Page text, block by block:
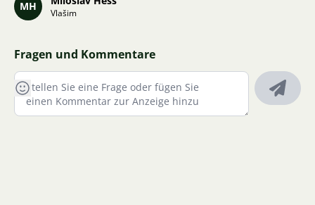
MH
Vlašim
Fragen und Kommentare